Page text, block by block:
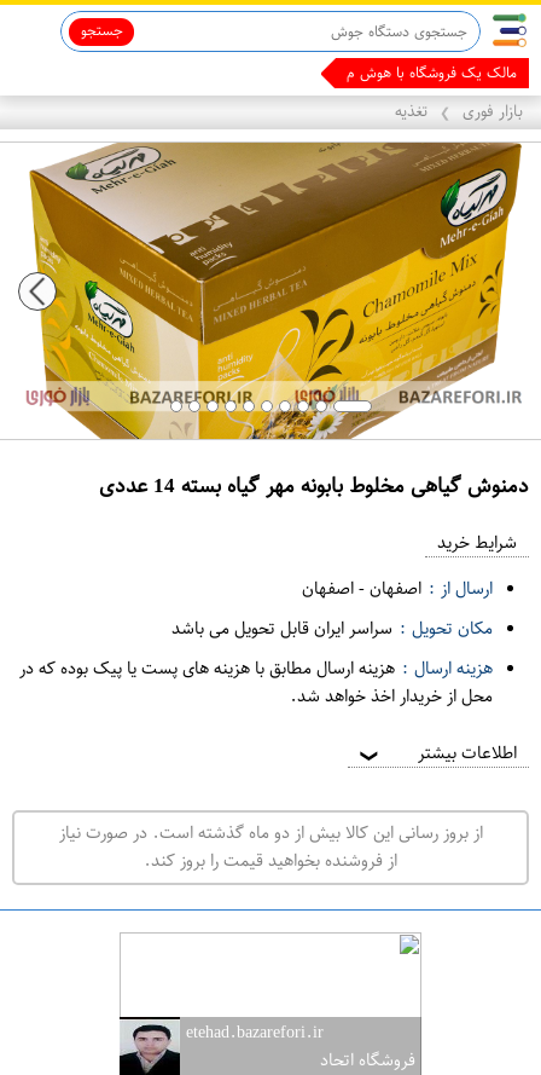
جستجو
مالک یک فروشگاه با هوش مصنوعی شو
بازار فوری ❯ تغذیه
دمنوش گیاهی مخلوط بابونه مهر گیاه بسته 14 عددی
ر
ت
ه
ر
ا
شرایط خرید
ارسال از : اصفهان-اصفهان
مکان تحویل : سراسر ایران قابل تحویل می باشد
هزینه ارسال : هزینه ارسال مطابق با هزینه های پست یا پیک بوده که در
محل از خریدار اخذ خواهد شد.
اطلاعات بیشتر ❯
از بروز رسانی این کالا بیش از دو ماه گذشته است. در صورت نیاز
از فروشنده بخواهید قیمت را بروز کند.
etehad.bazarefori.ir
فروشگاه اتحاد